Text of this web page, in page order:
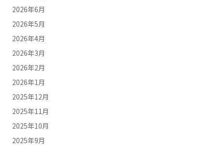
2026年6月
2026年5月
2026年4月
2026年3月
2026年2月
2026年1月
2025年12月
2025年11月
2025年10月
2025年9月